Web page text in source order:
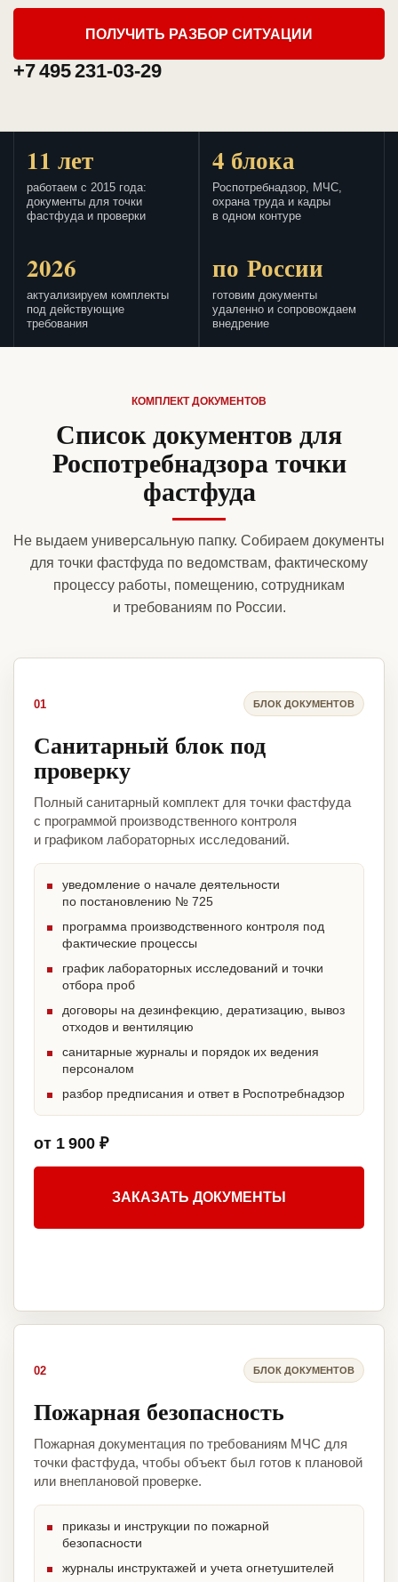
ПОЛУЧИТЬ РАЗБОР СИТУАЦИИ
+7 495 231-03-29
11 лет
работаем с 2015 года:
документы для точки
фастфуда и проверки
4 блока
Роспотребнадзор, МЧС,
охрана труда и кадры
в одном контуре
2026
актуализируем комплекты
под действующие
требования
по России
готовим документы
удаленно и сопровождаем
внедрение
КОМПЛЕКТ ДОКУМЕНТОВ
Список документов для
Роспотребнадзора точки
фастфуда
Не выдаем универсальную папку. Собираем документы
для точки фастфуда по ведомствам, фактическому
процессу работы, помещению, сотрудникам
и требованиям по России.
01 БЛОК ДОКУМЕНТОВ
Санитарный блок под
проверку
Полный санитарный комплект для точки фастфуда
с программой производственного контроля
и графиком лабораторных исследований.
уведомление о начале деятельности
по постановлению № 725
программа производственного контроля под
фактические процессы
график лабораторных исследований и точки
отбора проб
договоры на дезинфекцию, дератизацию, вывоз
отходов и вентиляцию
санитарные журналы и порядок их ведения
персоналом
разбор предписания и ответ в Роспотребнадзор
от 1 900 ₽
ЗАКАЗАТЬ ДОКУМЕНТЫ
02 БЛОК ДОКУМЕНТОВ
Пожарная безопасность
Пожарная документация по требованиям МЧС для
точки фастфуда, чтобы объект был готов к плановой
или внеплановой проверке.
приказы и инструкции по пожарной
безопасности
журналы инструктажей и учета огнетушителей